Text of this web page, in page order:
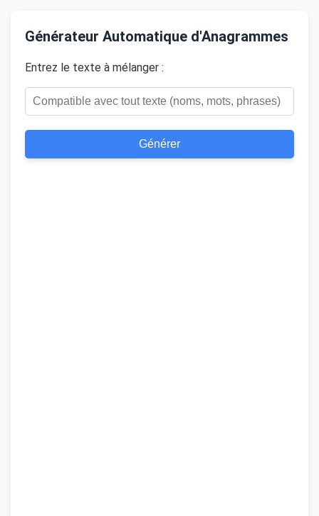
Générateur Automatique d'Anagrammes
Entrez le texte à mélanger :
Générer